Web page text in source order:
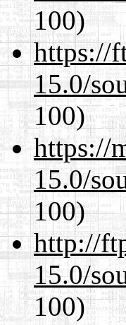
100)
https://
15.0/
100)
https://
15.0/
100)
http://
15.0/
100)